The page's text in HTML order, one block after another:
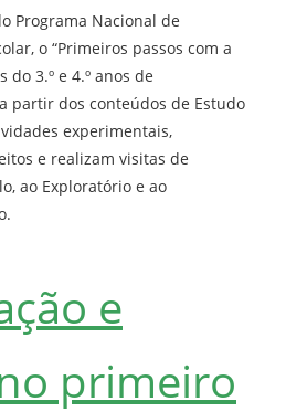
Programa Nacional de
o “Primeiros passos com a
do 3.º e 4.º anos de
partir dos conteúdos de Estudo
experimentais,
e realizam visitas de
ao Exploratório e ao
e
primeiro